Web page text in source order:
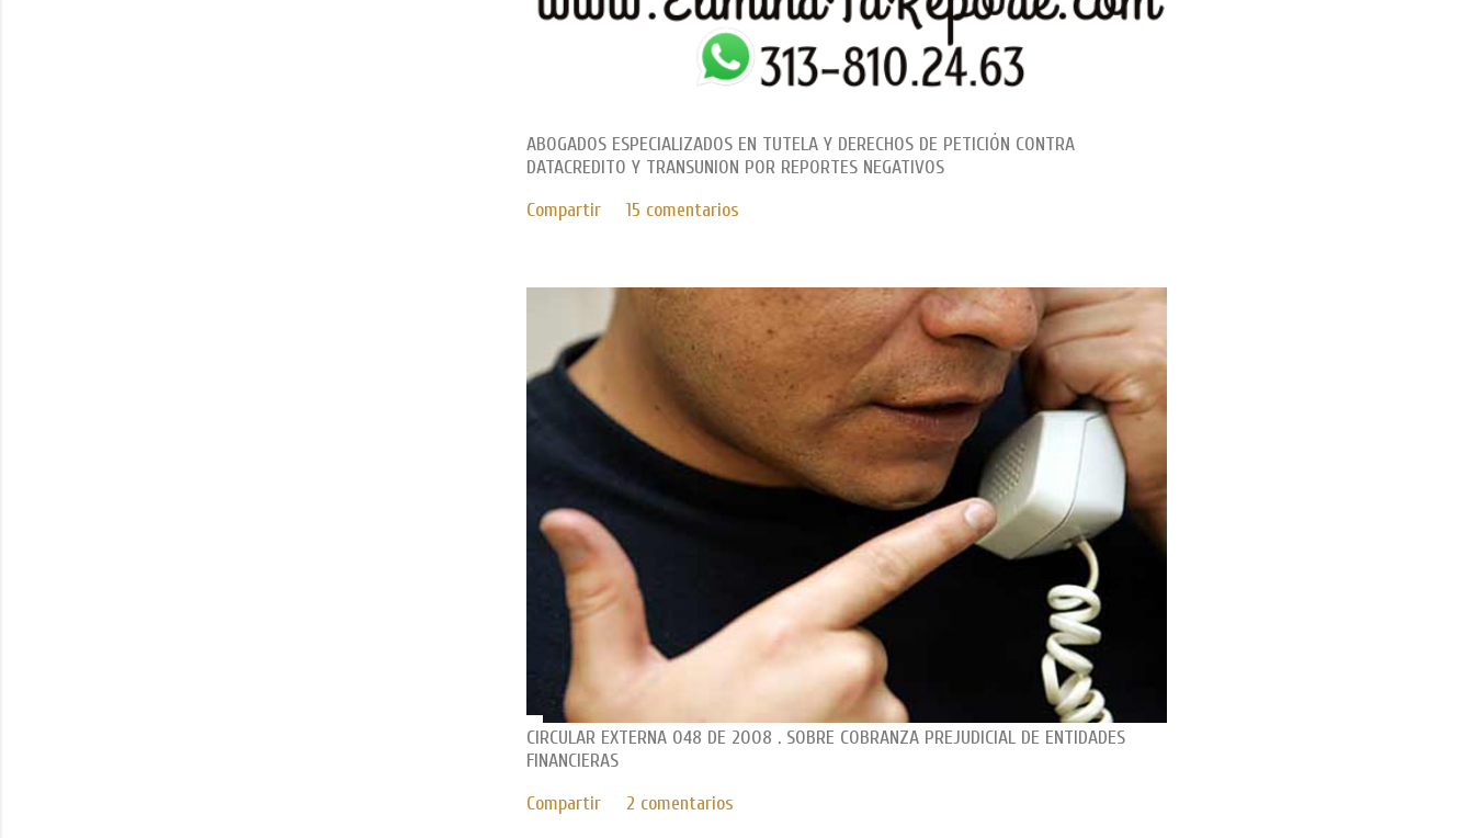
ABOGADOS ESPECIALIZADOS EN TUTELA Y DERECHOS DE PETICIÓN CONTRA
DATACREDITO Y TRANSUNION POR REPORTES NEGATIVOS
Compartir
15 comentarios
CIRCULAR EXTERNA 048 DE 2008 . SOBRE COBRANZA PREJUDICIAL DE ENTIDADES
FINANCIERAS
Compartir
2 comentarios